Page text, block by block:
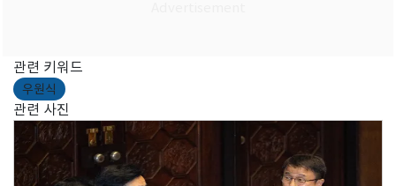
관련 키워드
우원식
관련 사진